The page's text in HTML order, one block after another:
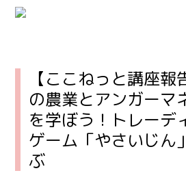
【ここねっと講座
の農業とアンガーマ
を学ぼう！トレーデ
ゲーム「やさいじん
ぶ